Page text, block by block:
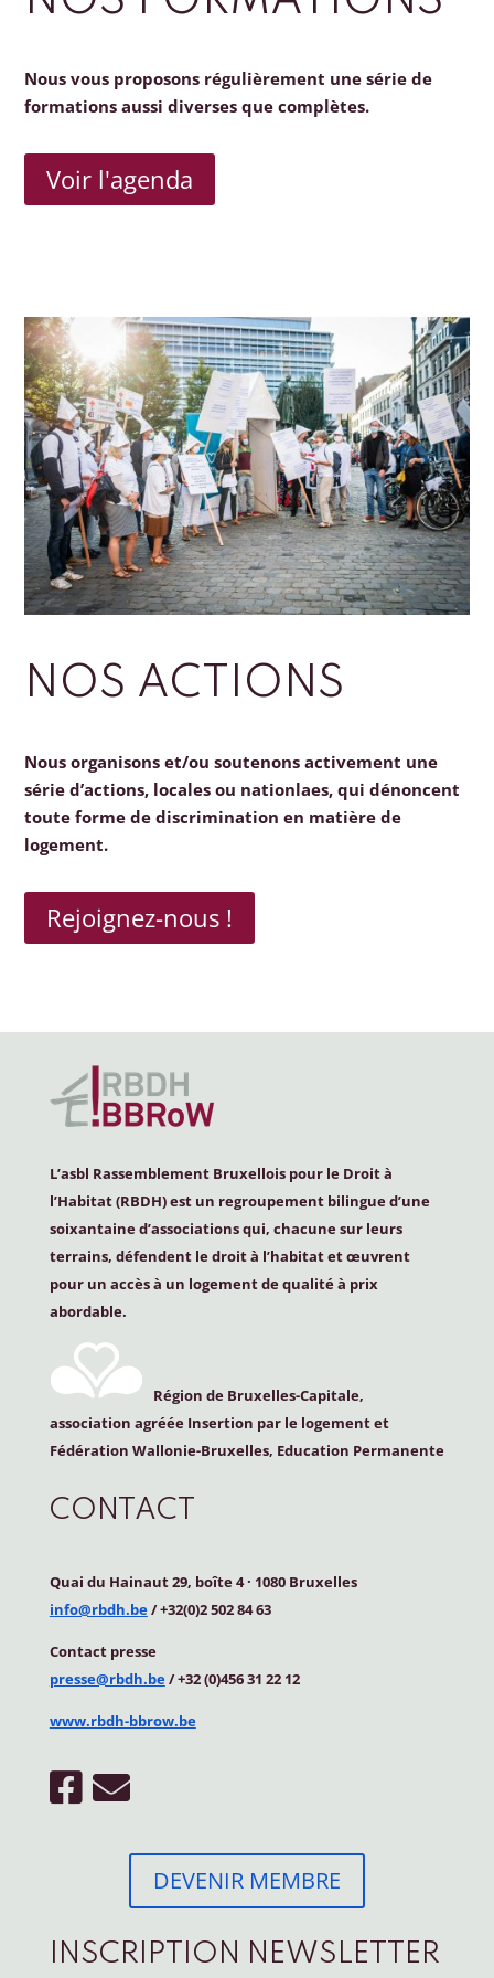
Nous vous proposons régulièrement une série de
formations aussi diverses que complètes.
Voir l'agenda
NOS ACTIONS
Nous organisons et/ou soutenons activement une
série d’actions, locales ou nationlaes, qui dénoncent
toute forme de discrimination en matière de
logement.
Rejoignez-nous !
L’asbl Rassemblement Bruxellois pour le Droit à
l’Habitat (RBDH) est un regroupement bilingue d’une
soixantaine d’associations qui, chacune sur leurs
terrains, défendent le droit à l’habitat et œuvrent
pour un accès à un logement de qualité à prix
abordable.
Région de Bruxelles-Capitale,
association agréée Insertion par le logement et
Fédération Wallonie-Bruxelles, Education Permanente
CONTACT
Quai du Hainaut 29, boîte 4· 1080 Bruxelles
info@rbdh.be/ +32(0)2 502 84 63
Contact presse
presse@rbdh.be/ +32 (0)456 31 22 12
www.rbdh-bbrow.be
DEVENIR MEMBRE
INSCRIPTION NEWSLETTER